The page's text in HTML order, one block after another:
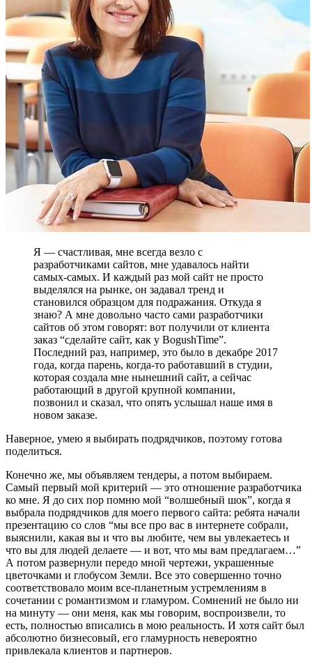
Я — счастливая, мне всегда везло с
разработчиками сайтов, мне удавалось найти
самых-самых. И каждый раз мой сайт не просто
выделялся на рынке, он задавал тренд и
становился образцом для подражания. Откуда я
знаю? А мне довольно часто сами разработчики
сайтов об этом говорят: вот получили от клиента
заказ “сделайте сайт, как у BogushTime”.
Последний раз, например, это было в декабре 2017
года, когда парень, когда-то работавший в студии,
которая создала мне нынешний сайт, а сейчас
работающий в другой крупной компании,
позвонил и сказал, что опять услышал наше имя в
новом заказе.
Наверное, умею я выбирать подрядчиков, поэтому готова
поделиться.
Конечно же, мы объявляем тендеры, а потом выбираем.
Самый первый мой критерий — это отношение разработчика
ко мне. Я до сих пор помню мой “волшебный шок”, когда я
выбрала подрядчиков для моего первого сайта: ребята начали
презентацию со слов “мы все про вас в интернете собрали,
выяснили, какая вы и что вы любите, чем вы увлекаетесь и
что вы для людей делаете — и вот, что мы вам предлагаем…”
А потом развернули передо мной чертежи, украшенные
цветочками и глобусом Земли. Все это совершенно точно
соответствовало моим все-планетным устремлениям в
сочетании с романтизмом и гламуром. Сомнений не было ни
на минуту — они меня, как мы говорим, воспроизвели, то
есть, полностью вписались в мою реальность. И хотя сайт был
абсолютно бизнесовый, его гламурность невероятно
привлекала клиентов и партнеров.